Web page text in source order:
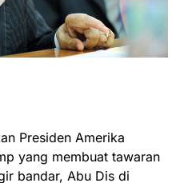
Presiden Amerika
yang membuat tawaran
bandar, Abu Dis di